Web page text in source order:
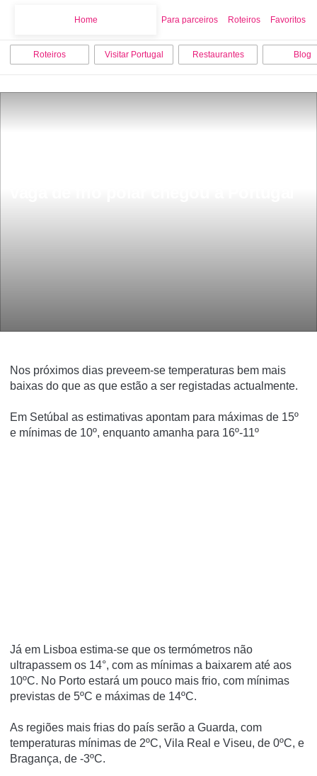
Home Para parceiros Roteiros Favoritos
Roteiros Visitar Portugal Restaurantes Blog
Nos próximos dias preveem-se temperaturas bem mais
baixas do que as que estão a ser registadas actualmente.
Em Setúbal as estimativas apontam para máximas de 15º
e mínimas de 10º, enquanto amanha para 16º-11º
Já em Lisboa estima-se que os termómetros não
ultrapassem os 14°, com as mínimas a baixarem até aos
10ºC. No Porto estará um pouco mais frio, com mínimas
previstas de 5ºC e máximas de 14ºC.
As regiões mais frias do país serão a Guarda, com
temperaturas mínimas de 2ºC, Vila Real e Viseu, de 0ºC, e
Bragança, de -3ºC.